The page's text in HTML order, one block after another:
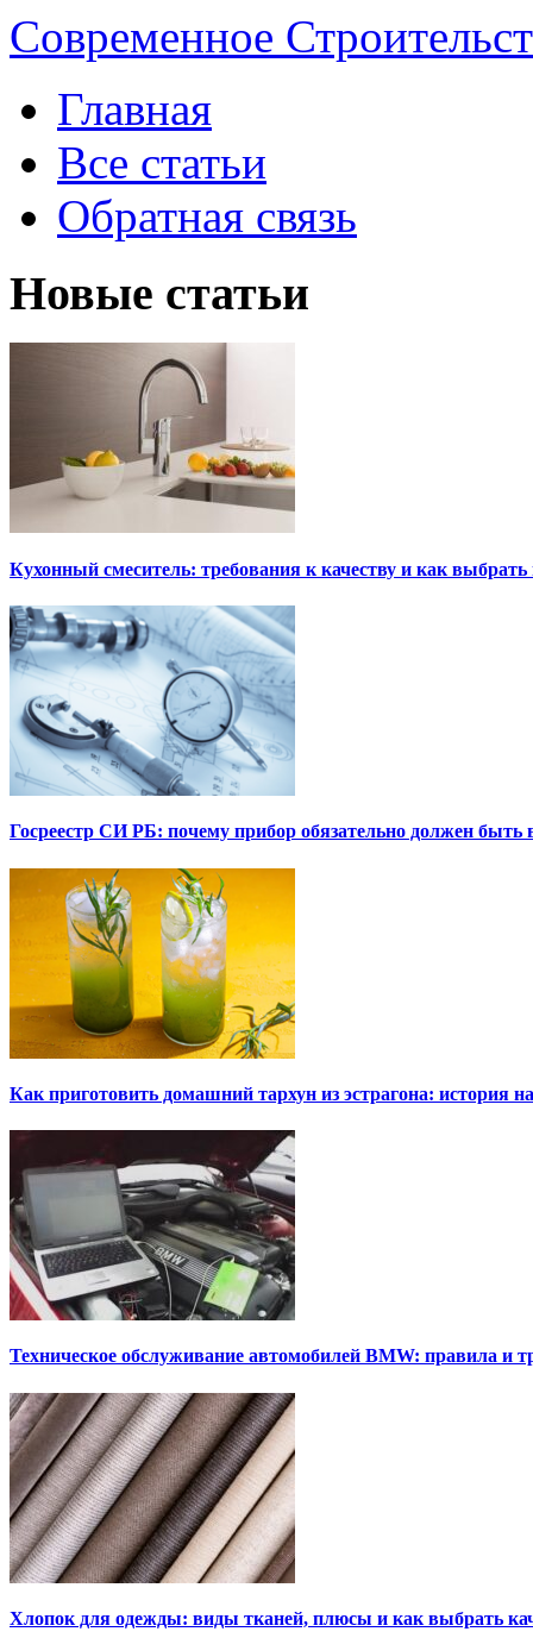
Современное
Главная
Все статьи
Обратная связь
Новые статьи
Кухонный смеситель: требования к качеству и как
Госреестр СИ РБ: почему прибор обязательно должен быть
Как приготовить домашний тархун из эстрагона: история
Техническое обслуживание автомобилей BMW: правила и
Хлопок для одежды: виды тканей, плюсы и как выбрать